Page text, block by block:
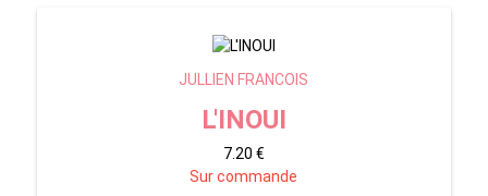
JULLIEN FRANCOIS
L'INOUI
7.20 €
Sur commande